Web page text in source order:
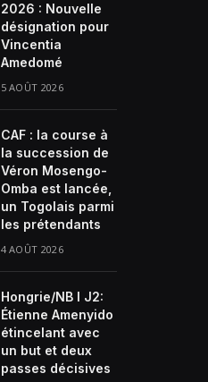
2026 : Nouvelle
désignation pour
Vincentia
Amedomé
5 AOÛT 2026
CAF : la course à
la succession de
Véron Mosengo-
Omba est lancée,
un Togolais parmi
les prétendants
4 AOÛT 2026
Hongrie/NB I J2:
Étienne Amenyido
étincelant avec
un but et deux
passes décisives